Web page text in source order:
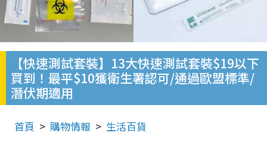
【快速測試套裝】13大快速測試套裝$19以下
買到！最平$10獲衛生署認可/通過歐盟標準/
潛伏期適用
首頁 購物情報 生活百貨